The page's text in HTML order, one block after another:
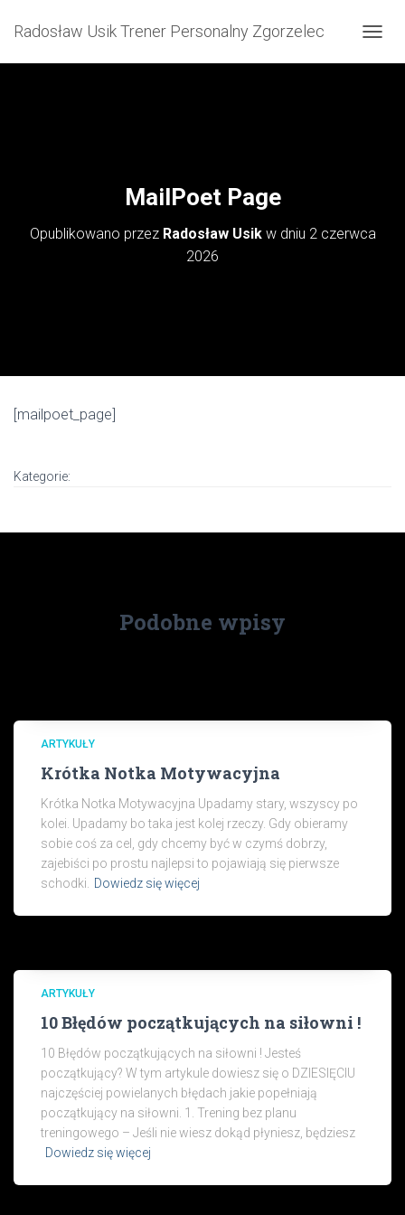
Radosław Usik Trener Personalny Zgorzelec
R
I
MailPoet Page
Opublikowano przez Radosław Usikw dniu 2 czerwca
2026
[mailpoet_page]
Kategorie:
Podobne wpisy
ARTYKUŁY
Krótka Notka Motywacyjna
Krótka Notka Motywacyjna Upadamy stary, wszyscy po
kolei. Upadamy bo taka jest kolej rzeczy. Gdy obieramy
sobie coś za cel, gdy chcemy być w czymś dobrzy,
zajebiści po prostu najlepsi to pojawiają się pierwsze
schodki.
Dowiedz się więcej
ARTYKUŁY
10 Błędów początkujących na siłowni !
10 Błędów początkujących na siłowni ! Jesteś
początkujący? W tym artykule dowiesz się o DZIESIĘCIU
najczęściej powielanych błędach jakie popełniają
początkujący na siłowni. 1. Trening bez planu
treningowego – Jeśli nie wiesz dokąd płyniesz, będziesz
Dowiedz się więcej